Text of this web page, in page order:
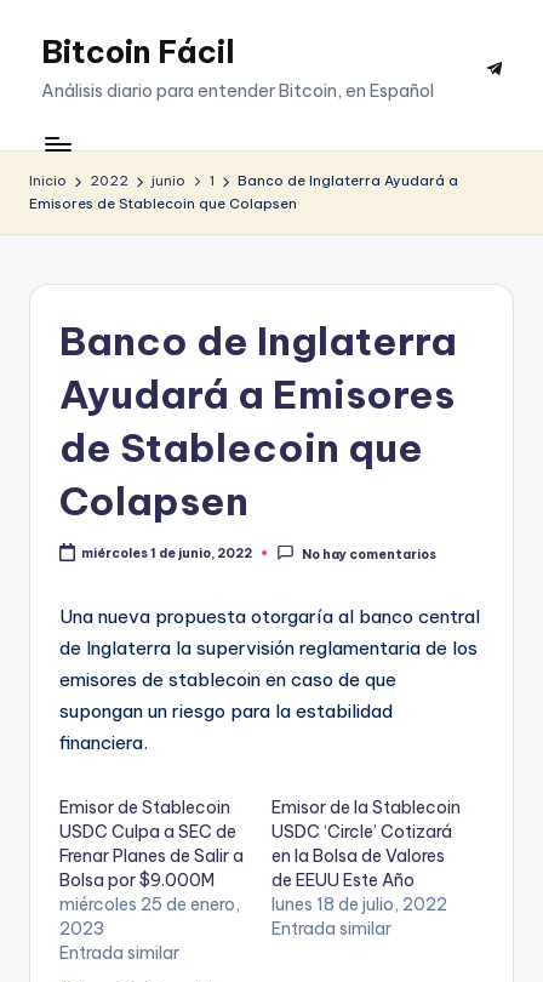
SaltarBitcoin Fácil
Análisis diario para entender Bitcoin, en Español
Inicio 2022 junio 1
Banco de Inglaterra Ayudará a
Emisores de Stablecoin que Colapsen
Banco de Inglaterra
Ayudará a Emisores
de Stablecoin que
Colapsen
miércoles 1 de junio, 2022 No hay comentarios
Una nueva propuesta otorgaría al banco central
de Inglaterra la supervisión reglamentaria de los
emisores de stablecoin en caso de que
supongan un riesgo para la estabilidad
financiera.
Emisor de Stablecoin
USDC Culpa a SEC de
Frenar Planes de Salir a
Bolsa por $9.000M
miércoles 25 de enero,
2023
Entrada similar
Emisor de la Stablecoin
USDC ‘Circle’ Cotizará
en la Bolsa de Valores
de EEUU Este Año
lunes 18 de julio, 2022
Entrada similar